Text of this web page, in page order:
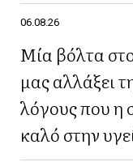
06.08.26
Μία βόλτα
μας αλλάξει
λόγους που η
καλό στην